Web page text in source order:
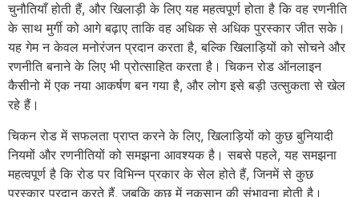
चुनौतियाँ होती हैं, और खिलाड़ी के लिए यह महत्वपूर्ण होता है कि वह रणनीति
के साथ मुर्गी को आगे बढ़ाए ताकि वह अधिक से अधिक पुरस्कार जीत सके।
यह गेम न केवल मनोरंजन प्रदान करता है, बल्कि खिलाड़ियों को सोचने और
रणनीति बनाने के लिए भी प्रोत्साहित करता है। चिकन रोड ऑनलाइन
कैसीनो में एक नया आकर्षण बन गया है, और लोग इसे बड़ी उत्सुकता से खेल
रहे हैं।
चिकन रोड में सफलता प्राप्त करने के लिए, खिलाड़ियों को कुछ बुनियादी
नियमों और रणनीतियों को समझना आवश्यक है। सबसे पहले, यह समझना
महत्वपूर्ण है कि रोड पर विभिन्न प्रकार के सेल होते हैं, जिनमें से कुछ
पुरस्कार प्रदान करते हैं, जबकि कुछ में नुकसान की संभावना होती है।